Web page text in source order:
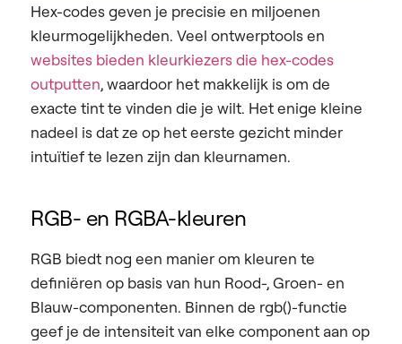
Hex-codes geven je precisie en miljoenen
kleurmogelijkheden. Veel ontwerptools en
websites bieden kleurkiezers die hex-codes
outputten, waardoor het makkelijk is om de
exacte tint te vinden die je wilt. Het enige kleine
nadeel is dat ze op het eerste gezicht minder
intuïtief te lezen zijn dan kleurnamen.
RGB- en RGBA-kleuren
RGB biedt nog een manier om kleuren te
definiëren op basis van hun Rood-, Groen- en
Blauw-componenten. Binnen de rgb()-functie
geef je de intensiteit van elke component aan op